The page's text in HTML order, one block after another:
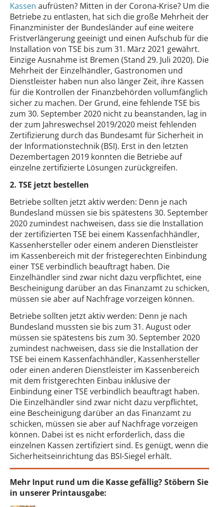
Kassen aufrüsten? Mitten in der Corona-Krise? Um die
Betriebe zu entlasten, hat sich die große Mehrheit der
Finanzminister der Bundesländer auf eine weitere
Fristverlängerung geeinigt und einen Aufschub für die
Installation von TSE bis zum 31. März 2021 gewährt.
Einzige Ausnahme ist Bremen (Stand 29. Juli 2020). Die
Mehrheit der Einzelhändler, Gastronomen und
Dienstleister haben nun also länger Zeit, ihre Kassen
für die Kontrollen der Finanzbehörden vollumfänglich
sicher zu machen. Der Grund, eine fehlende TSE bis
zum 30. September 2020 nicht zu beanstanden, lag in
der zum Jahreswechsel 2019/2020 meist fehlenden
Zertifizierung durch das Bundesamt für Sicherheit in
der Informationstechnik (BSI). Erst in den letzten
Dezembertagen 2019 konnten die Betriebe auf
einzelne zertifizierte Lösungen zurückgreifen.
2. TSE jetzt bestellen
Betriebe sollten jetzt aktiv werden: Denn je nach
Bundesland müssen sie bis spätestens 30. September
2020 zumindest nachweisen, dass sie die Installation
der zertifizierten TSE bei einem Kassenfachhändler,
Kassenhersteller oder einem anderen Dienstleister
im Kassenbereich mit der fristegerechten Einbindung
einer TSE verbindlich beauftragt haben. Die
Einzelhändler sind zwar nicht dazu verpflichtet, eine
Bescheinigung darüber an das Finanzamt zu schicken,
müssen sie aber auf Nachfrage vorzeigen können.
Betriebe sollten jetzt aktiv werden: Denn je nach
Bundesland mussten sie bis zum 31. August oder
müssen sie spätestens bis zum 30. September 2020
zumindest nachweisen, dass sie die Installation der
TSE bei einem Kassenfachhändler, Kassenhersteller
oder einen anderen Dienstleister im Kassenbereich
mit dem fristgerechten Einbau inklusive der
Einbindung einer TSE verbindlich beauftragt haben.
Die Einzelhändler sind zwar nicht dazu verpflichtet,
eine Bescheinigung darüber an das Finanzamt zu
schicken, müssen sie aber auf Nachfrage vorzeigen
können. Dabei ist es nicht erforderlich, dass die
einzelnen Kassen zertifiziert sind. Es genügt, wenn die
Sicherheitseinrichtung das BSI-Siegel erhält.
Mehr Input rund um die Kasse gefällig? Stöbern Sie
in unserer Printausgabe: